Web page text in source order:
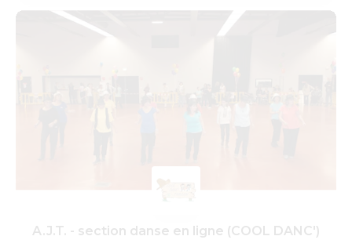
A.J.T. - section danse en ligne (COOL DANC')